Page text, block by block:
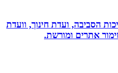
הסביבה, ועדת חינוך, וועדת
אתרים ומורשת.